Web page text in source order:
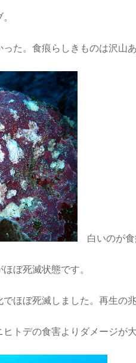
た。食痕らしきものは沢山
白いのが
ぼ死滅状態です。
ほぼ死滅しました。再生の
トデの食害よりダメージが大